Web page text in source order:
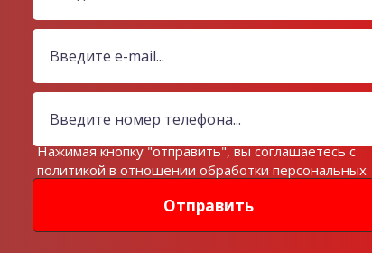
Отправить
Нажимая кнопку "отправить", вы соглашаетесь с
политикой в отношении обработки персональных